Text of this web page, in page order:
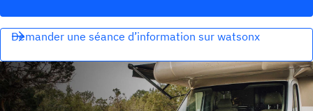
Demander une séance d’information sur watsonx